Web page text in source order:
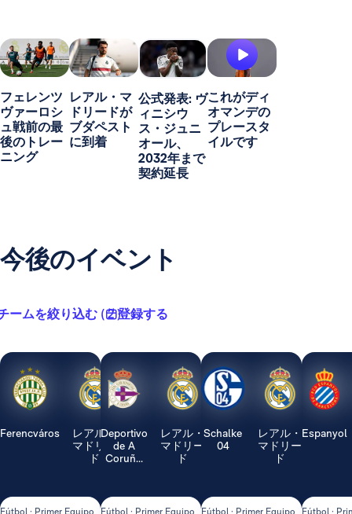
フェレンツ
ヴァーロシ
ュ戦前の最
後のトレー
ニング
レアル・マ
ドリードが
ブダペスト
に到着
公式発表: ヴ
ィニシウ
ス・ジュニ
オール、
2032年まで
契約延長
これがディ
オマンデの
プレースタ
イルです
今後のイベント
ームを絞り込む ( 2 )登録する
Ferencváros
レアル・
マドリー
ド
Fútbol · Primer Equipo
Deportivo
de A
Coruñ...
レアル・
マドリー
ド
Fútbol · Primer Equipo
Schalke
04
レアル・
マドリー
ド
Fútbol · Primer Equipo
Espanyol
Fútbol ·